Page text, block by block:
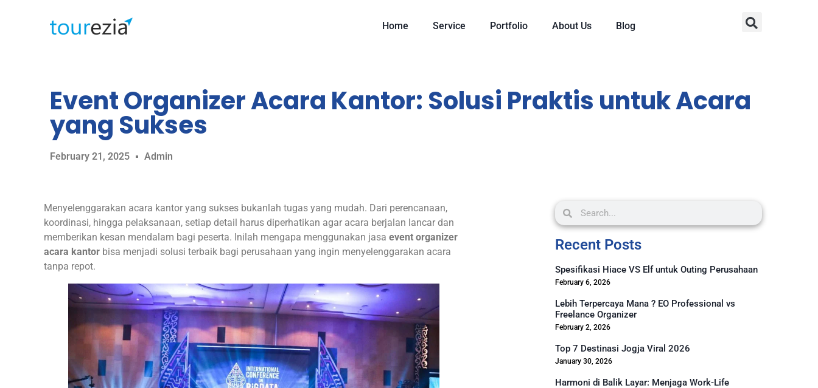
Home Service Portfolio About Us Blog
Event Organizer Acara Kantor: Solusi Praktis untuk Acara
yang Sukses
February 21, 2025 Admin
Menyelenggarakan acara kantor yang sukses bukanlah tugas yang mudah. Dari perencanaan,
koordinasi, hingga pelaksanaan, setiap detail harus diperhatikan agar acara berjalan lancar dan
memberikan kesan mendalam bagi peserta. Inilah mengapa menggunakan jasa event organizer
acara kantor bisa menjadi solusi terbaik bagi perusahaan yang ingin menyelenggarakan acara
tanpa repot.
Recent Posts
Spesifikasi Hiace VS Elf untuk Outing Perusahaan
February 6, 2026
Lebih Terpercaya Mana ? EO Professional vs
Freelance Organizer
February 2, 2026
Top 7 Destinasi Jogja Viral 2026
January 30, 2026
Harmoni di Balik Layar: Menjaga Work-Life